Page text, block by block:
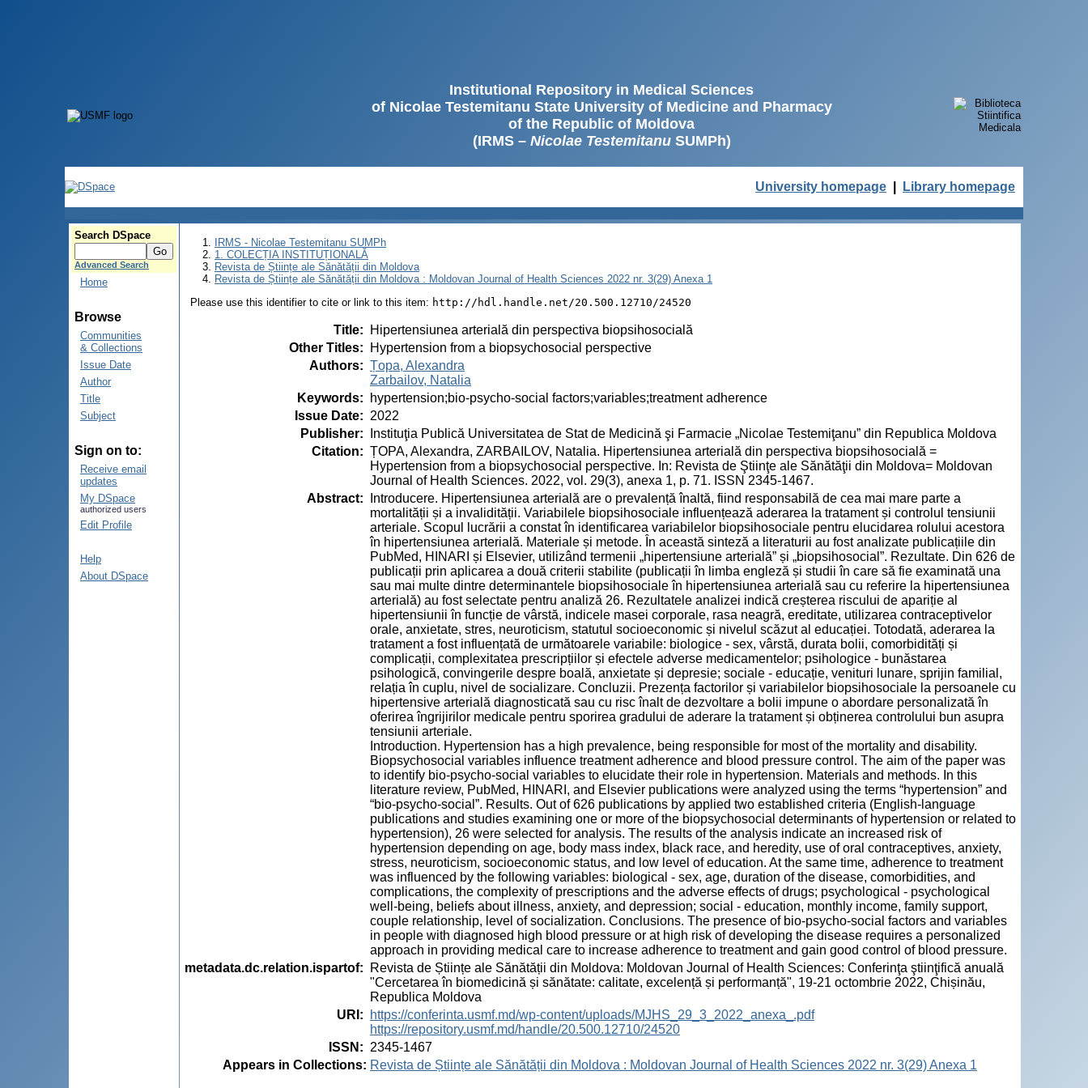
Institutional Repository in Medical Sciences
of Nicolae Testemitanu State University of Medicine and Pharmacy
of the Republic of Moldova
(IRMS – Nicolae TestemitanuSUMPh)
University homepage Library homepage
Search DSpace
Advanced Search
Home
Browse
Communities
& Collections
Issue Date
Author
Title
Subject
Sign on to:
Receive email
updates
My DSpace
authorized users
Edit Profile
Help
About DSpace
IRMS - Nicolae Testemitanu SUMPh
1. COLECȚIA INSTITUȚIONALĂ
Revista de Științe ale Sănătății din Moldova
Revista de Științe ale Sănătății din Moldova : Moldovan Journal of Health Sciences 2022 nr. 3(29) Anexa 1
Please use this identifier to cite or link to this item: http://hdl.handle.net/20.500.12710/24520
Title:
Hipertensiunea arterială din perspectiva biopsihosocială
Other Titles:
Hypertension from a biopsychosocial perspective
Authors: Țopa, Alexandra
Zarbailov, Natalia
Keywords:
hypertension;bio-psycho-social factors;variables;treatment adherence
Issue Date: 2022
Publisher:
Instituţia Publică Universitatea de Stat de Medicină şi Farmacie „Nicolae Testemiţanu” din Republica Moldova
Citation: ȚOPA, Alexandra, ZARBAILOV, Natalia. Hipertensiunea arterială din perspectiva biopsihosocială =
Hypertension from a biopsychosocial perspective. In: Revista de Ştiinţe ale Sănătăţii din Moldova= Moldovan
Journal of Health Sciences. 2022, vol. 29(3), anexa 1, p. 71. ISSN 2345-1467.
Abstract:
Introducere. Hipertensiunea arterială are o prevalență înaltă, fiind responsabilă de cea mai mare parte a
mortalității și a invalidității. Variabilele biopsihosociale influențează aderarea la tratament și controlul tensiunii
arteriale. Scopul lucrării a constat în identificarea variabilelor biopsihosociale pentru elucidarea rolului acestora
în hipertensiunea arterială. Materiale și metode. În această sinteză a literaturii au fost analizate publicațiile din
PubMed, HINARI și Elsevier, utilizând termenii „hipertensiune arterială” și „biopsihosocial”. Rezultate. Din 626 de
publicații prin aplicarea a două criterii stabilite (publicații în limba engleză și studii în care să fie examinată una
sau mai multe dintre determinantele biopsihosociale în hipertensiunea arterială sau cu referire la hipertensiunea
arterială) au fost selectate pentru analiză 26. Rezultatele analizei indică creșterea riscului de apariție al
hipertensiunii în funcție de vârstă, indicele masei corporale, rasa neagră, ereditate, utilizarea contraceptivelor
orale, anxietate, stres, neuroticism, statutul socioeconomic și nivelul scăzut al educației. Totodată, aderarea la
tratament a fost influențată de următoarele variabile: biologice - sex, vârstă, durata bolii, comorbidități și
complicații, complexitatea prescripțiilor și efectele adverse medicamentelor; psihologice - bunăstarea
psihologică, convingerile despre boală, anxietate și depresie; sociale - educație, venituri lunare, sprijin familial,
relația în cuplu, nivel de socializare. Concluzii. Prezența factorilor și variabilelor biopsihosociale la persoanele cu
hipertensive arterială diagnosticată sau cu risc înalt de dezvoltare a bolii impune o abordare personalizată în
oferirea îngrijirilor medicale pentru sporirea gradului de aderare la tratament și obținerea controlului bun asupra
tensiunii arteriale.
Introduction. Hypertension has a high prevalence, being responsible for most of the mortality and disability.
Biopsychosocial variables influence treatment adherence and blood pressure control. The aim of the paper was
to identify bio-psycho-social variables to elucidate their role in hypertension. Materials and methods. In this
literature review, PubMed, HINARI, and Elsevier publications were analyzed using the terms “hypertension” and
“bio-psycho-social”. Results. Out of 626 publications by applied two established criteria (English-language
publications and studies examining one or more of the biopsychosocial determinants of hypertension or related to
hypertension), 26 were selected for analysis. The results of the analysis indicate an increased risk of
hypertension depending on age, body mass index, black race, and heredity, use of oral contraceptives, anxiety,
stress, neuroticism, socioeconomic status, and low level of education. At the same time, adherence to treatment
was influenced by the following variables: biological - sex, age, duration of the disease, comorbidities, and
complications, the complexity of prescriptions and the adverse effects of drugs; psychological - psychological
well-being, beliefs about illness, anxiety, and depression; social - education, monthly income, family support,
couple relationship, level of socialization. Conclusions. The presence of bio-psycho-social factors and variables
in people with diagnosed high blood pressure or at high risk of developing the disease requires a personalized
approach in providing medical care to increase adherence to treatment and gain good control of blood pressure.
metadata.dc.relation.ispartof:
Revista de Științe ale Sănătății din Moldova: Moldovan Journal of Health Sciences: Conferinţa ştiinţifică anuală
"Cercetarea în biomedicină și sănătate: calitate, excelență și performanță", 19-21 octombrie 2022, Chișinău,
Republica Moldova
URI :
https://conferinta.usmf.md/wp-content/uploads/MJHS_29_3_2022_anexa_.pdf
https://repository.usmf.md/handle/20.500.12710/24520
ISSN : 2345-1467
Appears in Collections: Revista de Științe ale Sănătății din Moldova : Moldovan Journal of Health Sciences 2022 nr. 3(29) Anexa 1